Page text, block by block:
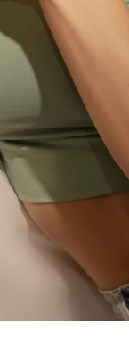
计送达日期 8/11/26
送达日期 8/10/26
8/10/26
送达日期 8/13/26
送达日期
送达日期
送达日期 8/14/26